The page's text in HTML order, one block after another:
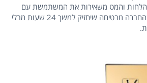
והמט משאירות את המשתמשת עם
מראה טבעי וכיסוי אחיד שהחברה מבטיחה שיחזיק למשך 24 שעות מבלי